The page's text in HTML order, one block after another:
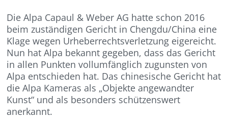
Die Alpa Capaul & Weber AG hatte schon 2016
beim zuständigen Gericht in Chengdu/China eine
Klage wegen Urheberrechtsverletzung eigereicht.
Nun hat Alpa bekannt gegeben, dass das Gericht
in allen Punkten vollumfänglich zugunsten von
Alpa entschieden hat. Das chinesische Gericht hat
die Alpa Kameras als „Objekte angewandter
Kunst“ und als besonders schützenswert
anerkannt.